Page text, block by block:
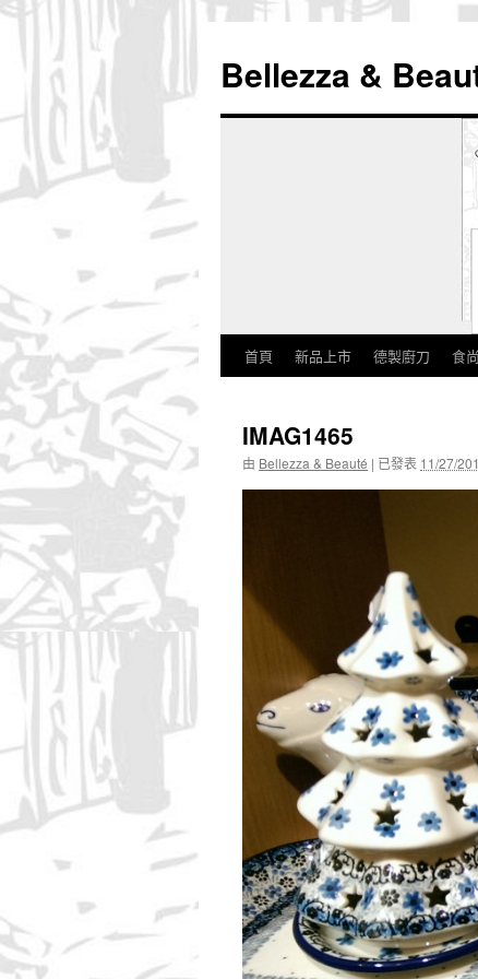
Bellezza &
首頁 新品上市 德製廚刀 食
IMAG1465
由 Bellezza & Beauté | 已發表 11/27/